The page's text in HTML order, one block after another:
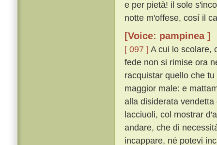
e per pietà! il sole
notte m'offese, cosí il
[Voice: pampinea ]
[ 097 ] A cui lo scolare,
fede non si rimise ora
racquistar quello che
maggior male: e
alla disiderata
lacciuoli, col mostrar
andare, che di
incappare, né potevi